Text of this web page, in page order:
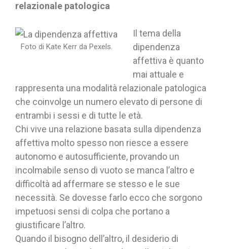
relazionale patologica
Foto di Kate Kerr da Pexels.
Il tema della
dipendenza
affettiva è quanto
mai attuale e
rappresenta una modalità relazionale patologica
che coinvolge un numero elevato di persone di
entrambi i sessi e di tutte le età.
Chi vive una relazione basata sulla dipendenza
affettiva molto spesso non riesce a essere
autonomo e autosufficiente, provando un
incolmabile senso di vuoto se manca l’altro e
difficoltà ad affermare se stesso e le sue
necessità. Se dovesse farlo ecco che sorgono
impetuosi sensi di colpa che portano a
giustificare l’altro.
Quando il bisogno dell’altro, il desiderio di